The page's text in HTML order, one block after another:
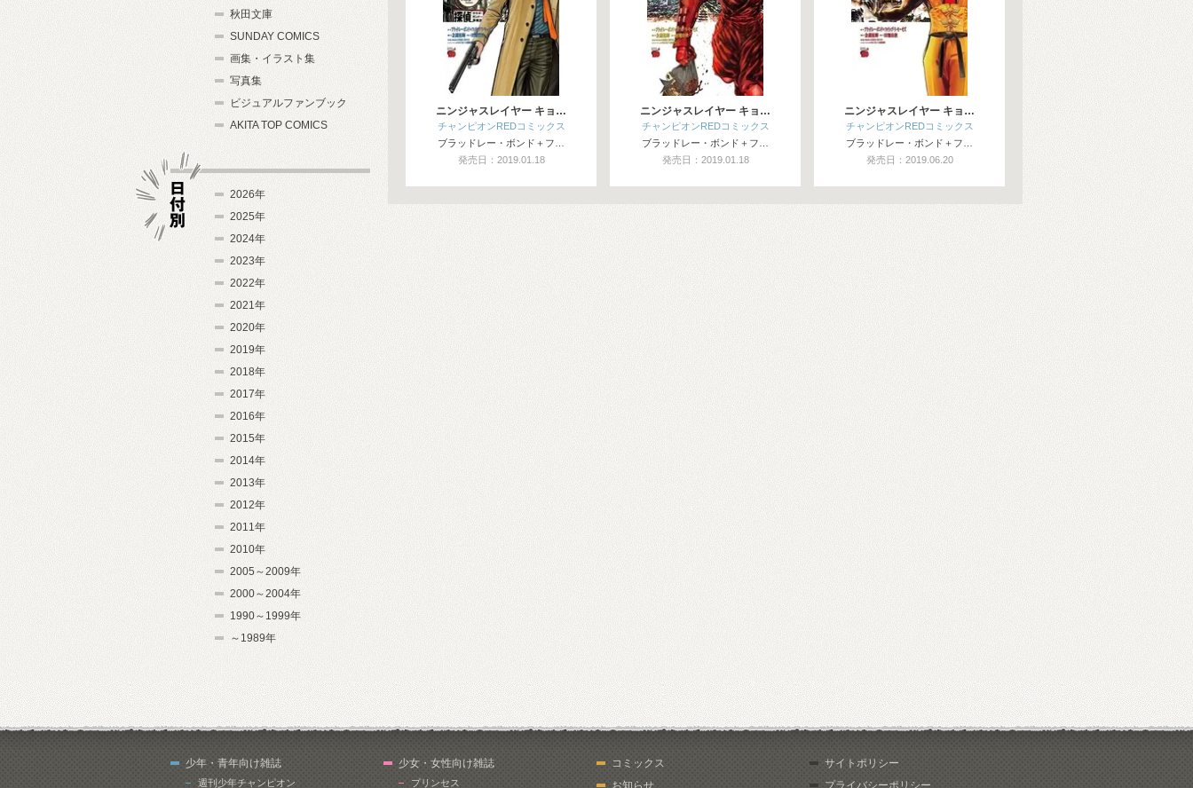
ニンジャスレイヤー キョ…
チャンピオンREDコミックス
ブラッドレー・ボンド＋フ…
発売日：2019.01.18
ニンジャスレイヤー キョ…
チャンピオンREDコミックス
ブラッドレー・ボンド＋フ…
発売日：2019.01.18
ニンジャスレイヤー キョ…
チャンピオンREDコミックス
ブラッドレー・ボンド＋フ…
発売日：2019.06.20
秋田文庫
SUNDAY COMICS
画集・イラスト集
写真集
ビジュアルファンブック
AKITA TOP COMICS
2026年
2025年
2024年
2023年
2022年
2021年
2020年
2019年
2018年
2017年
2016年
2015年
2014年
2013年
2012年
2011年
2010年
2005～2009年
2000～2004年
1990～1999年
～1989年
少年・青年向け雑誌
週刊少年チャンピオン
少女・女性向け雑誌
プリンセス
コミックス
お知らせ
サイトポリシー
プライバシーポリシー